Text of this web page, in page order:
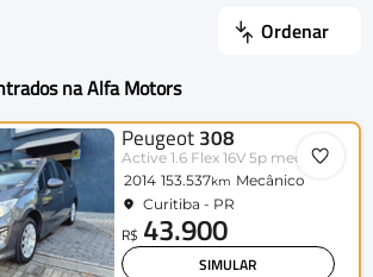
Ordenar
na Alfa Motors
Peugeot 308
Active 1.6 Flex 16V 5p mec.
2014 153.537km Mecânico
Curitiba - PR
R$ 43.900
SIMULAR